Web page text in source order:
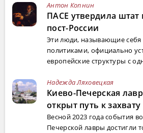
Антон Копнин
ПАСЕ утвердила штат
пост-России
Эти люди, называющие себя
политиками, официально
европейские структуры с
Надежда Ляховецкая
Киево-Печерская
открыт путь к захвату
Весной 2023 года события
Печерской лавры достигли